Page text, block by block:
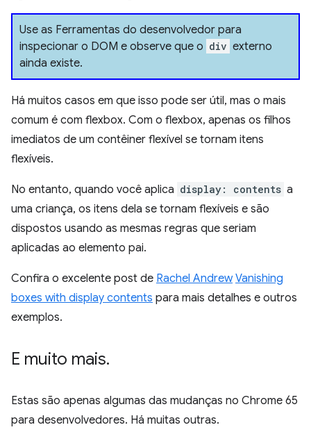
Use as Ferramentas do desenvolvedor para
inspecionar o DOM e observe que o div externo
ainda existe.
Há muitos casos em que isso pode ser útil, mas o mais
comum é com flexbox. Com o flexbox, apenas os filhos
imediatos de um contêiner flexível se tornam itens
flexíveis.
No entanto, quando você aplica display: contents a
uma criança, os itens dela se tornam flexíveis e são
dispostos usando as mesmas regras que seriam
aplicadas ao elemento pai.
Confira o excelente post de Rachel Andrew Vanishing
boxes with display contents para mais detalhes e outros
exemplos.
E muito mais.
Estas são apenas algumas das mudanças no Chrome 65
para desenvolvedores. Há muitas outras.